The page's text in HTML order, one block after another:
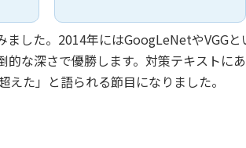
した。2014年にはGoogLeNetやVGG
な深さで優勝します。対策テキストに
た」と語られる節目になりました。